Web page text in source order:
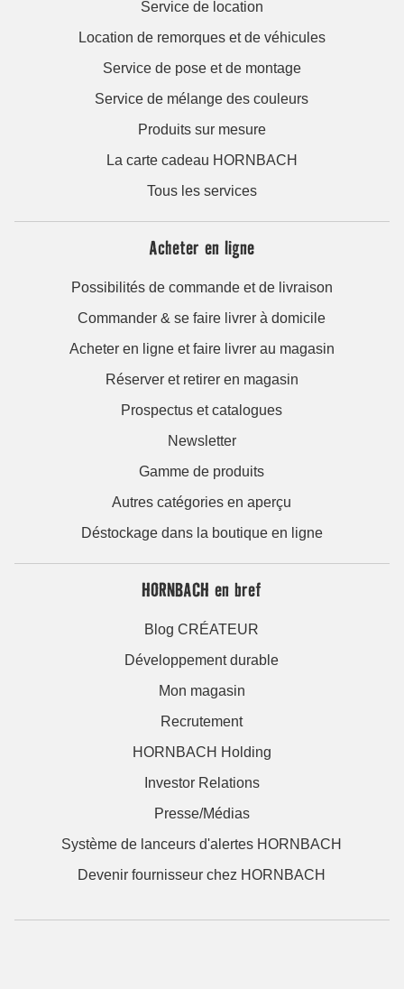
Service de location
Location de remorques et de véhicules
Service de pose et de montage
Service de mélange des couleurs
Produits sur mesure
La carte cadeau HORNBACH
Tous les services
Acheter en ligne
Possibilités de commande et de livraison
Commander & se faire livrer à domicile
Acheter en ligne et faire livrer au magasin
Réserver et retirer en magasin
Prospectus et catalogues
Newsletter
Gamme de produits
Autres catégories en aperçu
Déstockage dans la boutique en ligne
HORNBACH en bref
Blog CRÉATEUR
Développement durable
Mon magasin
Recrutement
HORNBACH Holding
Investor Relations
Presse/Médias
Système de lanceurs d'alertes HORNBACH
Devenir fournisseur chez HORNBACH